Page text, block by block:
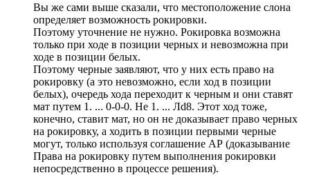
Вы же сами выше сказали, что местоположение слона
определяет возможность рокировки.
Поэтому уточнение не нужно. Рокировка возможна
только при ходе в позиции черных и невозможна при
ходе в позиции белых.
Поэтому черные заявляют, что у них есть право на
рокировку (а это невозможно, если ход в позиции
белых), очередь хода переходит к черным и они ставят
мат путем 1. ... 0-0-0. Не 1. ... Лd8. Этот ход тоже,
конечно, ставит мат, но он не доказывает право черных
на рокировку, а ходить в позиции первыми черные
могут, только используя соглашение АР (доказывание
Права на рокировку путем выполнения рокировки
непосредственно в процессе решения).